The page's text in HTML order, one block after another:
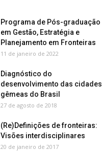
Programa de Pós-graduação
em Gestão, Estratégia e
Planejamento em Fronteiras
11 de janeiro de 2022
Diagnóstico do
desenvolvimento das cidades
gêmeas do Brasil
27 de agosto de 2018
(Re)Definições de fronteiras:
Visões interdisciplinares
20 de janeiro de 2017